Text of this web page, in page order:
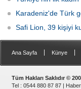
Karadeniz'de Türk
Safi Lion, 39 kişiyi
Ana Sayfa Künye
Tüm Hakları Saklıdır ©
Tel : 0544 880 87 87 |